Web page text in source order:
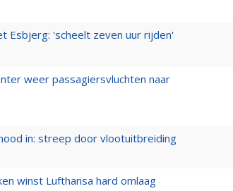
Esbjerg: 'scheelt zeven uur rijden'
weer passagiersvluchten naar
in: streep door vlootuitbreiding
winst Lufthansa hard omlaag